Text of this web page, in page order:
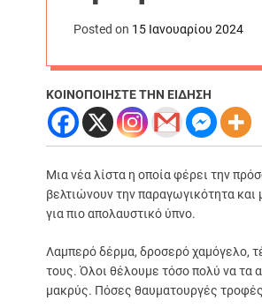
Posted on 15 Ιανουαρίου 2024
ΚΟΙΝΟΠΟΙΗΣΤΕ ΤΗΝ ΕΙΔΗΣΗ
Μια νέα λίστα η οποία φέρει την
βελτιώνουν την παραγωγικότητα και
για πιο απολαυστικό ύπνο.
Λαμπερό δέρμα, δροσερό χαμόγελο,
τους. Όλοι θέλουμε τόσο πολύ να τα
μακρύς. Πόσες θαυματουργές